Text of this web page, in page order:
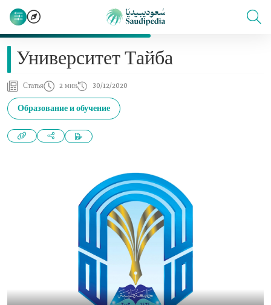
Университет Тайба
Статья 2 мин 30/12/2020
Образование и обучение